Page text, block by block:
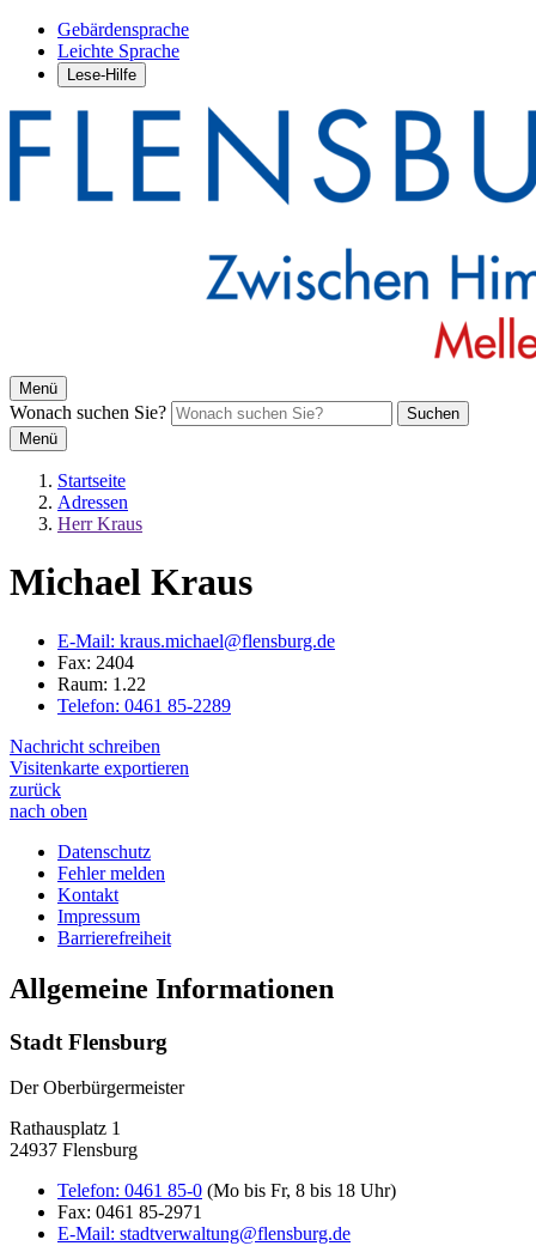
Gebärdensprache
Leichte Sprache
Lese-Hilfe
Menü
Wonach suchen Sie?
Suchen
Menü
Startseite
Adressen
Herr Kraus
Michael Kraus
E-Mail: kraus.michael@flensburg.de
Fax: 2404
Raum: 1.22
Telefon: 0461 85-2289
Nachricht schreiben
Visitenkarte exportieren
zurück
nach oben
Datenschutz
Fehler melden
Kontakt
Impressum
Barrierefreiheit
Allgemeine Informationen
Stadt Flensburg
Der Oberbürgermeister
Rathausplatz 1
24937 Flensburg
Telefon: 0461 85-0 (Mo bis Fr, 8 bis 18 Uhr)
Fax: 0461 85-2971
E-Mail: stadtverwaltung@flensburg.de